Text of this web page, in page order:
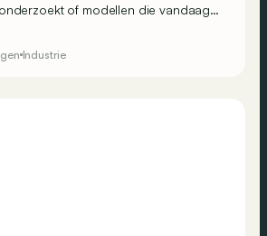
of modellen die vandaag
Industrie